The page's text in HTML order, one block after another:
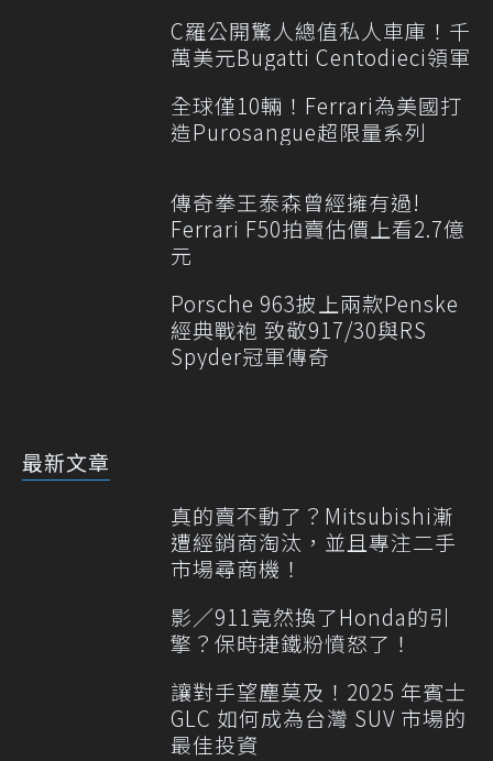
C羅公開驚人總值私人車庫！千
萬美元Bugatti Centodieci領軍
全球僅10輛！Ferrari為美國打
造Purosangue超限量系列
傳奇拳王泰森曾經擁有過!
Ferrari F50拍賣估價上看2.7億
元
Porsche 963披上兩款Penske
經典戰袍 致敬917/30與RS
Spyder冠軍傳奇
最新文章
真的賣不動了？Mitsubishi漸
遭經銷商淘汰，並且專注二手
市場尋商機！
影／911竟然換了Honda的引
擎？保時捷鐵粉憤怒了！
讓對手望塵莫及！2025 年賓士
GLC 如何成為台灣 SUV 市場的
最佳投資